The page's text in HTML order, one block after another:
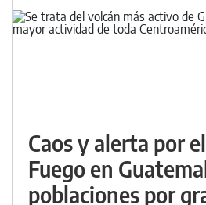
Caos y alerta por
Fuego en
poblaciones por